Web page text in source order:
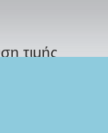
τιμής